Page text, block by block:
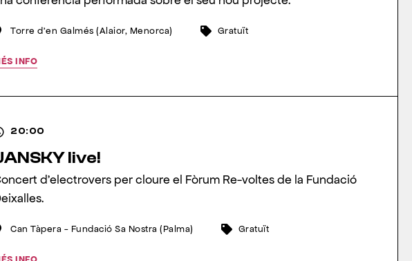
Torre d'en Galmés (Alaior, Menorca) Gratuït
INFO
20:00
live!
d’electrovers per cloure el Fòrum Re-voltes de la Fundació
Can Tàpera - Fundació Sa Nostra (Palma) Gratuït